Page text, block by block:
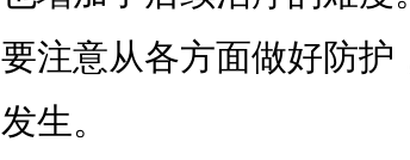
要注意从各方面做好防护
发生。